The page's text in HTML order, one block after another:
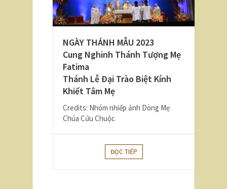
NGÀY THÁNH MẪU 2023
Cung Nghinh Thánh Tượng Mẹ
Fatima
Thánh Lễ Đại Trào Biệt Kính
Khiết Tâm Mẹ
Credits: Nhóm nhiếp ảnh Dòng Mẹ
Chúa Cứu Chuộc
ĐỌC TIẾP